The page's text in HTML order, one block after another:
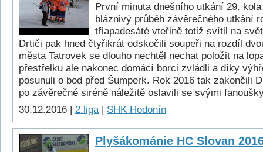
První minuta dnešního utkání 29.
bláznivý průběh závěrečného utkání
třiapadesáté vteřině totiž svítil na
Drtiči pak hned čtyřikrát odskočili soupeři na rozdíl
města Tatrovek se dlouho nechtěl nechat položit na
přestřelku ale nakonec domácí borci zvládli a díky
posunuli o bod před Šumperk. Rok 2016 tak zakončili
po závěrečné siréně náležitě oslavili se svými
30.12.2016 | 2.liga| SHK Hodonín
Plyšákománie HC Slovan